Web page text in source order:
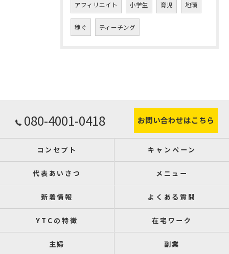
アフィリエイト 小学生 育児 地頭
稼ぐ ティーチング
080-4001-0418 お問い合わせはこちら
コンセプト キャンペーン
代表あいさつ メニュー
新着情報 よくある質問
YTCの特徴 在宅ワーク
主婦 副業